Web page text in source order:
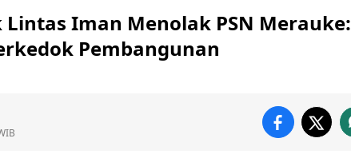
Iman Menolak PSN Merauke:
Pembangunan